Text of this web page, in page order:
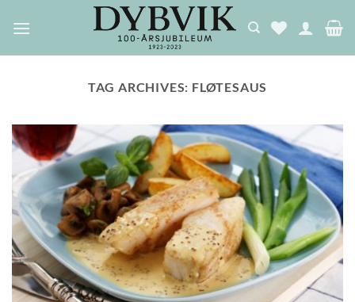
TAG ARCHIVES: FLØTESAUS